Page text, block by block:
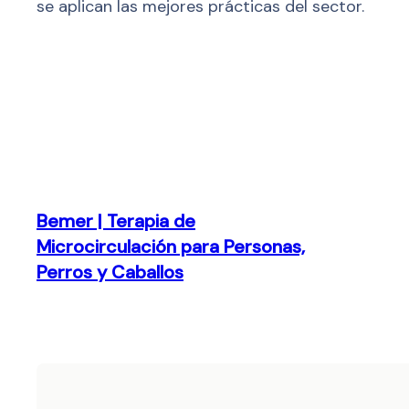
se aplican las mejores prácticas del sector.
Bemer | Terapia de
Microcirculación para Personas,
Perros y Caballos